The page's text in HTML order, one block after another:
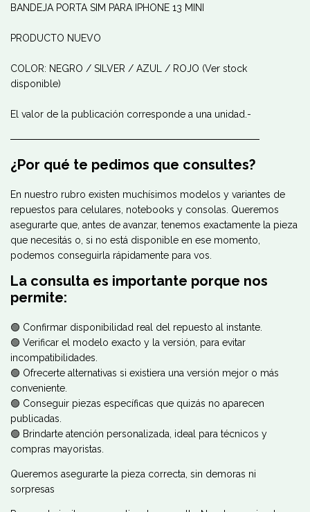
BANDEJA PORTA SIM PARA IPHONE 13 MINI
PRODUCTO NUEVO
COLOR: NEGRO / SILVER / AZUL / ROJO (Ver stock
disponible)
El valor de la publicación corresponde a una unidad.-
────────────────────────────────────
¿Por qué te pedimos que consultes?
En nuestro rubro existen muchísimos modelos y variantes de
repuestos para celulares, notebooks y consolas. Queremos
asegurarte que, antes de avanzar, tenemos exactamente la pieza
que necesitás o, si no está disponible en ese momento,
podemos conseguirla rápidamente para vos.
La consulta es importante porque nos
permite:
🟢 Confirmar disponibilidad real del repuesto al instante.
🟢 Verificar el modelo exacto y la versión, para evitar
incompatibilidades.
🟢 Ofrecerte alternativas si existiera una versión mejor o más
conveniente.
🟢 Conseguir piezas específicas que quizás no aparecen
publicadas.
🟢 Brindarte atención personalizada, ideal para técnicos y
compras mayoristas.
Queremos asegurarte la pieza correcta, sin demoras ni
sorpresas